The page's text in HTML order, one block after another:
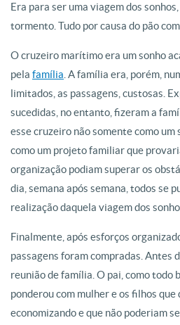
Era para ser uma viagem dos
tormento. Tudo por causa do pão
O cruzeiro marítimo era um sonho
pela família . A família era, porém,
limitados, as passagens, custosas.
sucedidas, no entanto, fizeram a
esse cruzeiro não somente como um
como um projeto familiar que
organização podiam superar os
dia, semana após semana, todos se
realização daquela viagem dos
Finalmente, após esforços
passagens foram compradas. Antes
reunião de família. O pai, como todo
ponderou com mulher e os filhos
economizando e que não poderiam